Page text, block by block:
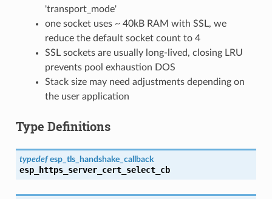
'transport_mode'
one socket uses ~ 40kB RAM with SSL, we
reduce the default socket count to 4
SSL sockets are usually long-lived, closing LRU
prevents pool exhaustion DOS
Stack size may need adjustments depending on
the user application
Type Definitions
typedef esp_tls_handshake_callback
esp_https_server_cert_select_cb